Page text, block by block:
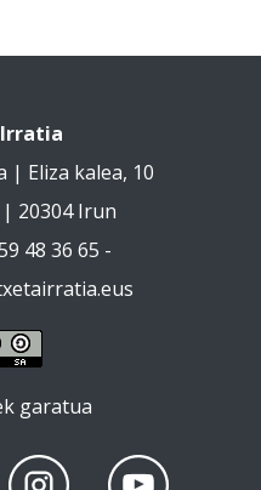
| Eliza kalea, 10
20304 Irun
48 36 65 -
garatua